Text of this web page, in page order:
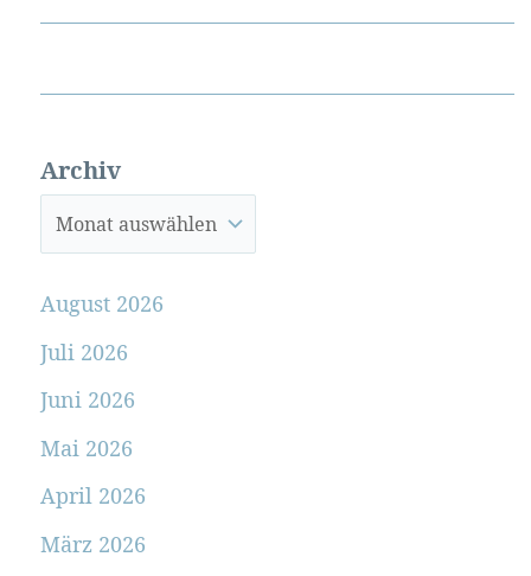
Archiv
August 2026
Juli 2026
Juni 2026
Mai 2026
April 2026
März 2026